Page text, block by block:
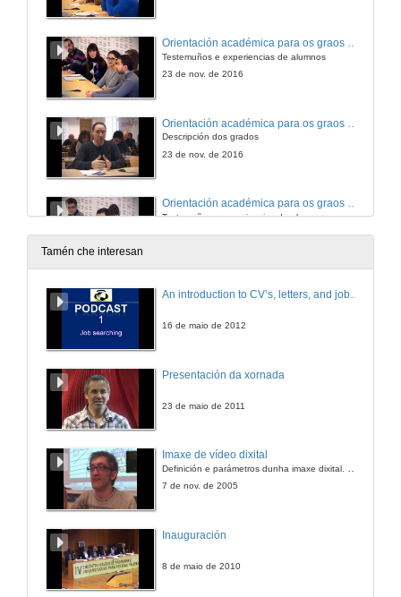
Orientación académica para os graos do eido tecnolóxico
Testemuños e experiencias de alumnos
23 de nov. de 2016
Descripción dos grados
23 de nov. de 2016
Orientación académica para os graos do eido científico
Testemuños e experiencias de alumnos
23 de nov. de 2016
Descripción dos grados
Testemuños e experiencias de alumnos
Ponencia
29 de mar. de 2017
Rolda de preguntas
Tamén che interesan
An introduction to CV’s, letters, and job searching
16 de maio de 2012
Presentación da xornada
23 de maio de 2011
Imaxe de vídeo dixital
7 de nov. de 2005
Inauguración
8 de maio de 2010